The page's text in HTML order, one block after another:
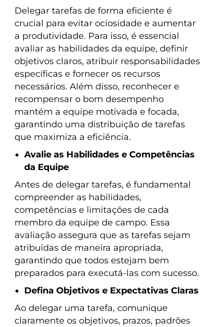
Delegar tarefas de forma eficiente é
crucial para evitar ociosidade e aumentar
a produtividade. Para isso, é essencial
avaliar as habilidades da equipe, definir
objetivos claros, atribuir responsabilidades
específicas e fornecer os recursos
necessários. Além disso, reconhecer e
recompensar o bom desempenho
mantém a equipe motivada e focada,
garantindo uma distribuição de tarefas
que maximiza a eficiência.
Avalie as Habilidades e Competências
da Equipe
Antes de delegar tarefas, é fundamental
compreender as habilidades,
competências e limitações de cada
membro da equipe de campo. Essa
avaliação assegura que as tarefas sejam
atribuídas de maneira apropriada,
garantindo que todos estejam bem
preparados para executá-las com sucesso.
Defina Objetivos e Expectativas Claras
Ao delegar uma tarefa, comunique
claramente os objetivos, prazos, padrões